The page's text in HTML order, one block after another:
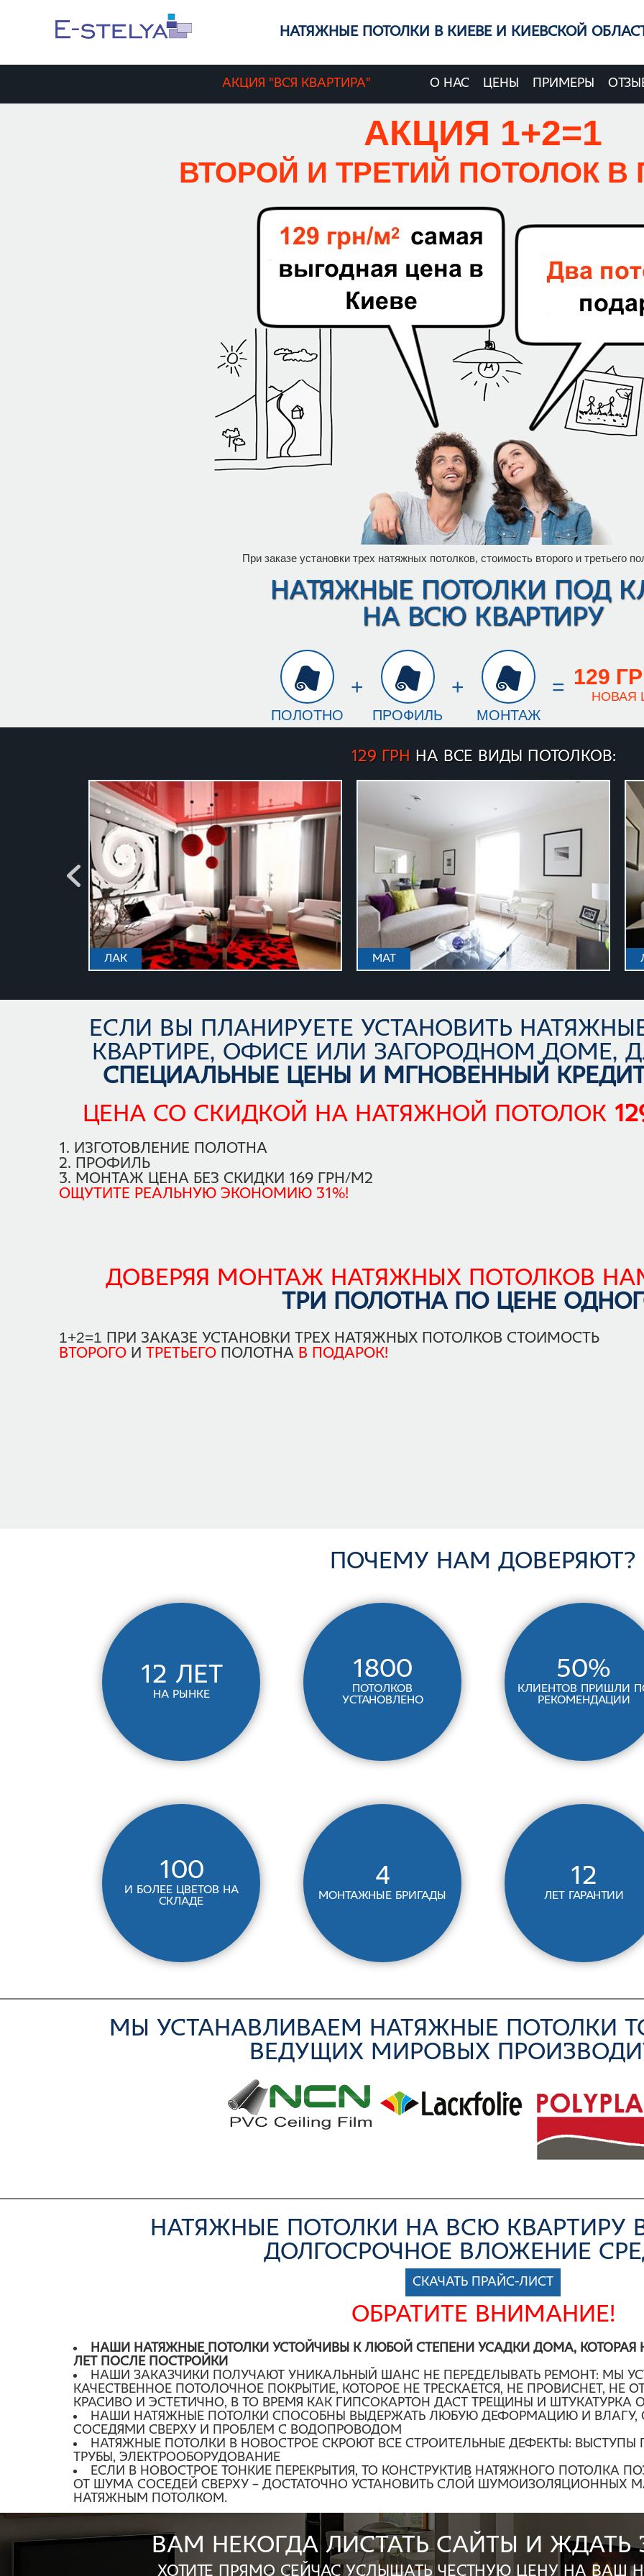
НАТЯЖНЫЕ ПОТОЛКИ В КИЕВЕ И КИЕВСКОЙ
АКЦИЯ "ВСЯ КВАРТИРА" О нас Цены Примеры
АКЦИЯ 1+2=1
ВТОРОЙ И ТРЕТИЙ ПОТОЛОК В
При заказе установки трех натяжных потолков, стоимость второго и третьего
Натяжные потолки под
на всю квартиру
ПОЛОТНО
+
ПРОФИЛЬ
+
МОНТАЖ
= 129
НОВАЯ
129 грн на все виды потолков:
лак мат
ЕСЛИ ВЫ ПЛАНИРУЕТЕ УСТАНОВИТЬ
КВАРТИРЕ, ОФИСЕ ИЛИ ЗАГОРОДНОМ ДОМЕ,
СПЕЦИАЛЬНЫЕ ЦЕНЫ И МГНОВЕННЫЙ
ЦЕНА СО СКИДКОЙ НА НАТЯЖНОЙ ПОТОЛОК
1. ИЗГОТОВЛЕНИЕ ПОЛОТНА
2. ПРОФИЛЬ
3. МОНТАЖ ЦЕНА БЕЗ СКИДКИ 169 ГРН/М2
ОЩУТИТЕ РЕАЛЬНУЮ ЭКОНОМИЮ 31%!
ДОВЕРЯЯ МОНТАЖ НАТЯЖНЫХ ПОТОЛКОВ
ТРИ ПОЛОТНА ПО ЦЕНЕ
1+2=1 ПРИ ЗАКАЗЕ УСТАНОВКИ ТРЕХ НАТЯЖНЫХ ПОТОЛКОВ СТОИМОСТЬ
ВТОРОГО И ТРЕТЬЕГО ПОЛОТНА В ПОДАРОК!
Почему нам доверяют?
12 лет
на рынке
1800
потолков
установлено
50%
клиентов пришли
рекомендации
100
и более цветов на
складе
4
монтажные бригады
12
лет гарантии
МЫ УСТАНАВЛИВАЕМ НАТЯЖНЫЕ ПОТОЛКИ
ВЕДУЩИХ МИРОВЫХ
НАТЯЖНЫЕ ПОТОЛКИ НА ВСЮ КВАРТИРУ
ДОЛГОСРОЧНОЕ ВЛОЖЕНИЕ
СКАЧАТЬ ПРАЙС-ЛИСТ
ОБРАТИТЕ ВНИМАНИЕ!
НАШИ НАТЯЖНЫЕ ПОТОЛКИ УСТОЙЧИВЫ К ЛЮБОЙ СТЕПЕНИ УСАДКИ ДОМА, КОТОРАЯ
ЛЕТ ПОСЛЕ ПОСТРОЙКИ
НАШИ ЗАКАЗЧИКИ ПОЛУЧАЮТ УНИКАЛЬНЫЙ ШАНС НЕ ПЕРЕДЕЛЫВАТЬ РЕМОНТ: МЫ
КАЧЕСТВЕННОЕ ПОТОЛОЧНОЕ ПОКРЫТИЕ, КОТОРОЕ НЕ ТРЕСКАЕТСЯ, НЕ ПРОВИСНЕТ, НЕ
КРАСИВО И ЭСТЕТИЧНО, В ТО ВРЕМЯ КАК ГИПСОКАРТОН ДАСТ ТРЕЩИНЫ И ШТУКАТУРКА
НАШИ НАТЯЖНЫЕ ПОТОЛКИ СПОСОБНЫ ВЫДЕРЖАТЬ ЛЮБУЮ ДЕФОРМАЦИЮ И ВЛАГУ,
СОСЕДЯМИ СВЕРХУ И ПРОБЛЕМ С ВОДОПРОВОДОМ
НАТЯЖНЫЕ ПОТОЛКИ В НОВОСТРОЕ СКРОЮТ ВСЕ СТРОИТЕЛЬНЫЕ ДЕФЕКТЫ: ВЫСТУПЫ
ТРУБЫ, ЭЛЕКТРООБОРУДОВАНИЕ
ЕСЛИ В НОВОСТРОЕ ТОНКИЕ ПЕРЕКРЫТИЯ, ТО КОНСТРУКТИВ НАТЯЖНОГО ПОТОЛКА
ОТ ШУМА СОСЕДЕЙ СВЕРХУ – ДОСТАТОЧНО УСТАНОВИТЬ СЛОЙ ШУМОИЗОЛЯЦИОННЫХ
НАТЯЖНЫМ ПОТОЛКОМ.
Вам некогда листать сайты и ждать
Хотите прямо сейчас услышать честную цену на Ваш